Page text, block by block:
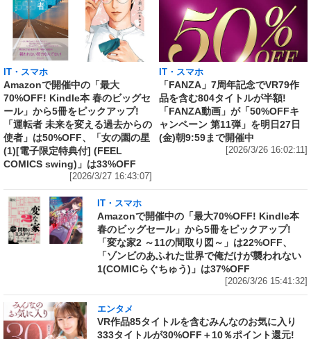
IT・スマホ
Amazonで開催中の「最大
70%OFF! Kindle本 春のビッグセ
ール」から5冊をピックアップ!
「運転者 未来を変える過去からの
使者」は50%OFF、「女の園の星
(1)[電子限定特典付] (FEEL
COMICS swing)」は33%OFF
[2026/3/27 16:43:07]
IT・スマホ
「FANZA」7周年記念でVR79作
品を含む804タイトルが半額!
「FANZA動画」が「50%OFFキ
ャンペーン 第11弾」を明日27日
(金)朝9:59まで開催中
[2026/3/26 16:02:11]
IT・スマホ
Amazonで開催中の「最大70%OFF! Kindle本
春のビッグセール」から5冊をピックアップ!
「変な家2 ～11の間取り図～」は22%OFF、
「ゾンビのあふれた世界で俺だけが襲われない
1(COMICらぐちゅう)」は37%OFF
[2026/3/26 15:41:32]
エンタメ
VR作品85タイトルを含むみんなのお気に入り
333タイトルが30%OFF＋10％ポイント還元!